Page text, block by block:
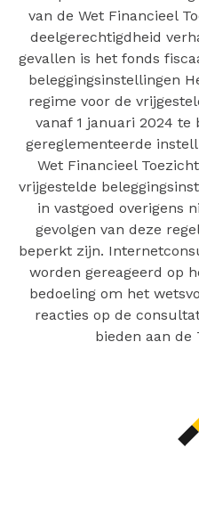
van de Wet Financieel
deelgerechtigdheid
gevallen is het fonds
beleggingsinstellingen
regime voor de
vanaf 1 januari 2024
gereglementeerde
Wet Financieel
vrijgestelde
in vastgoed overigens
gevolgen van deze
beperkt zijn.
worden gereageerd op
bedoeling om het
reacties op de
bieden aan de